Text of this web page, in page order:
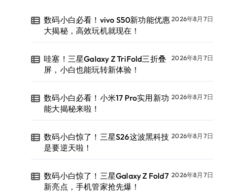
数码小白必看！vivo S50新功能优惠
大揭秘，高效玩机就现在！
2026年8月7日
哇塞！三星Galaxy Z TriFold三折叠
屏，小白也能玩转新体验！
2026年8月7日
数码小白必看！小米17 Pro实用新功
能大揭秘来啦！
2026年8月7日
数码小白惊了！三星S26这波黑科技
是要逆天啦！
2026年8月7日
数码小白惊了！三星Galaxy Z Fold7
新亮点，手机管家抢先爆！
2026年8月7日